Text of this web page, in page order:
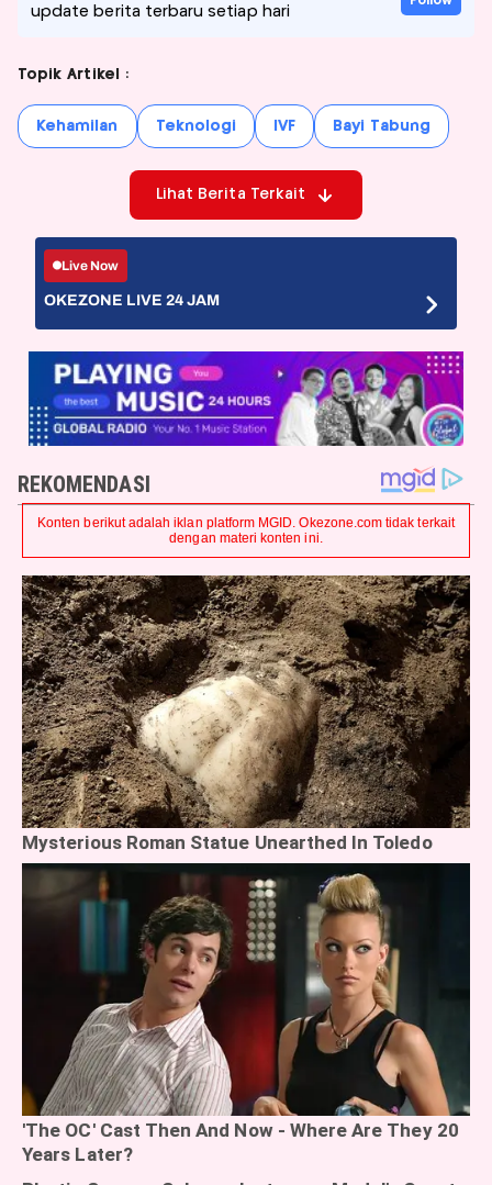
update berita terbaru setiap hari
Topik Artikel :
Kehamilan Teknologi IVF Bayi Tabung
Lihat Berita Terkait
Live Now
OKEZONE LIVE 24 JAM